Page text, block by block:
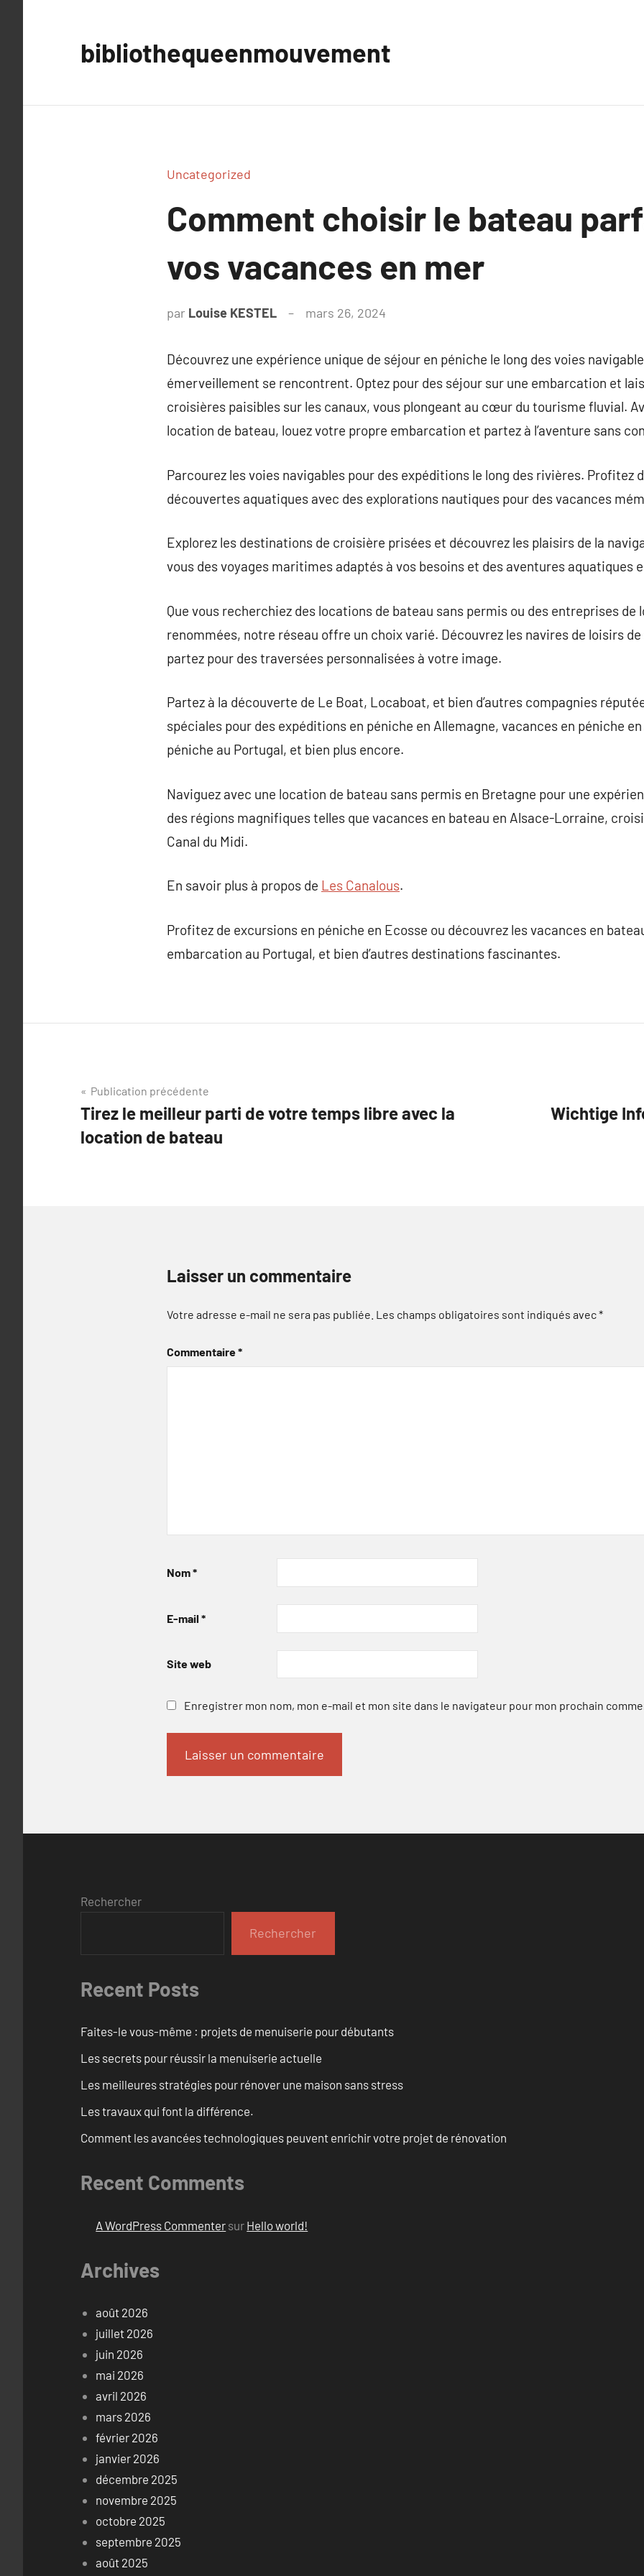
bibliothequeenmouvement
Uncategorized
Comment choisir le bateau
vos vacances en mer
par Louise KESTEL mars 26, 2024
Découvrez une expérience unique de séjour en péniche le long des voies
émerveillement se rencontrent. Optez pour des séjour sur une embarcation et
croisières paisibles sur les canaux, vous plongeant au cœur du tourisme fluvial.
location de bateau, louez votre propre embarcation et partez à l’aventure sans
Parcourez les voies navigables pour des expéditions le long des rivières. Profitez
découvertes aquatiques avec des explorations nautiques pour des vacances
Explorez les destinations de croisière prisées et découvrez les plaisirs de la
vous des voyages maritimes adaptés à vos besoins et des aventures aquatiques
Que vous recherchiez des locations de bateau sans permis ou des entreprises de
renommées, notre réseau offre un choix varié. Découvrez les navires de loisirs
partez pour des traversées personnalisées à votre image.
Partez à la découverte de Le Boat, Locaboat, et bien d’autres compagnies
spéciales pour des expéditions en péniche en Allemagne, vacances en péniche
péniche au Portugal, et bien plus encore.
Naviguez avec une location de bateau sans permis en Bretagne pour une
des régions magnifiques telles que vacances en bateau en Alsace-Lorraine,
Canal du Midi.
En savoir plus à propos de Les Canalous.
Profitez de excursions en péniche en Ecosse ou découvrez les vacances en
embarcation au Portugal, et bien d’autres destinations fascinantes.
Navigation
de
l’article
Publication précédente
Tirez le meilleur parti de votre temps libre avec la
location de bateau
Wichtige
Laisser un commentaire
Votre adresse e-mail ne sera pas publiée. Les champs obligatoires sont indiqués avec*
Commentaire*
Nom*
E-mail *
Site web
Enregistrer mon nom, mon e-mail et mon site dans le navigateur pour mon prochain
Rechercher
Rechercher
Recent Posts
Faites-le vous-même : projets de menuiserie pour débutants
Les secrets pour réussir la menuiserie actuelle
Les meilleures stratégies pour rénover une maison sans stress
Les travaux qui font la différence.
Comment les avancées technologiques peuvent enrichir votre projet de rénovation
Recent Comments
A WordPress Commenter sur Hello world!
Archives
août 2026
juillet 2026
juin 2026
mai 2026
avril 2026
mars 2026
février 2026
janvier 2026
décembre 2025
novembre 2025
octobre 2025
septembre 2025
août 2025